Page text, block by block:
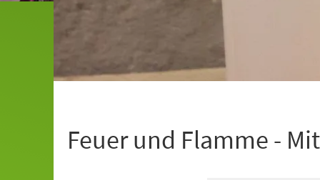
Feuer und Flamme -